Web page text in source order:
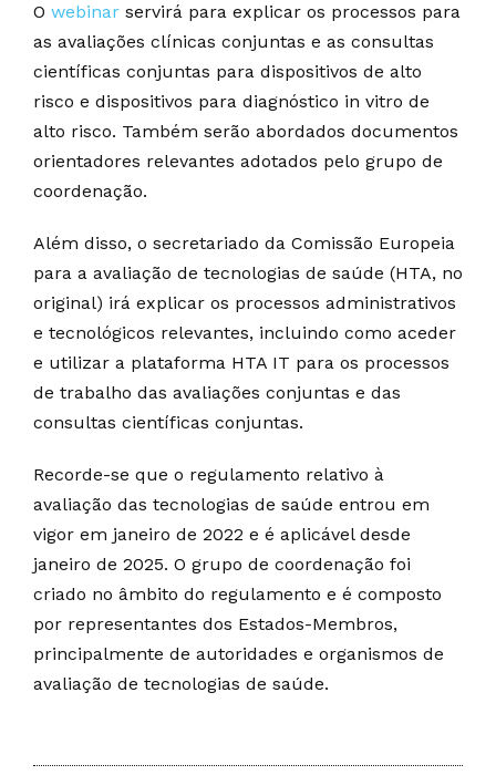
O webinar servirá para explicar os processos para
as avaliações clínicas conjuntas e as consultas
científicas conjuntas para dispositivos de alto
risco e dispositivos para diagnóstico in vitro de
alto risco. Também serão abordados documentos
orientadores relevantes adotados pelo grupo de
coordenação.
Além disso, o secretariado da Comissão Europeia
para a avaliação de tecnologias de saúde (HTA, no
original) irá explicar os processos administrativos
e tecnológicos relevantes, incluindo como aceder
e utilizar a plataforma HTA IT para os processos
de trabalho das avaliações conjuntas e das
consultas científicas conjuntas.
Recorde-se que o regulamento relativo à
avaliação das tecnologias de saúde entrou em
vigor em janeiro de 2022 e é aplicável desde
janeiro de 2025. O grupo de coordenação foi
criado no âmbito do regulamento e é composto
por representantes dos Estados-Membros,
principalmente de autoridades e organismos de
avaliação de tecnologias de saúde.